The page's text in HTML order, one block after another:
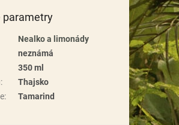
parametry
Nealko a limonády
neznámá
350 ml
:
Thajsko
: Tamarind